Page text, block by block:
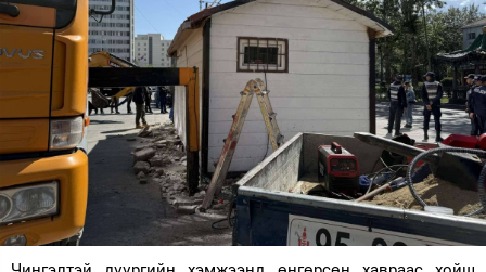
Үзэл бодол
Спорт
Нийгэм
Дэлхий
Энтертайнмэнт
Зурхай